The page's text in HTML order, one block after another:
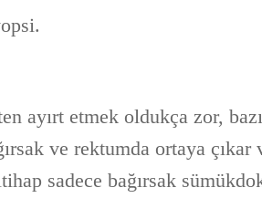
ayırt etmek oldukça zor,
ve rektumda ortaya çıkar
sadece bağırsak